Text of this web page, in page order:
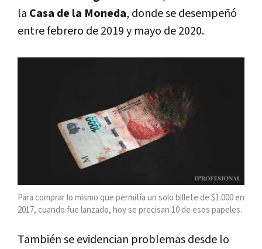
la Casa de la Moneda, donde se desempeñó
entre febrero de 2019 y mayo de 2020.
Para comprar lo mismo que permitía un solo billete de $1.000 en
2017, cuando fue lanzado, hoy se precisan 10 de esos papeles.
También se evidencian problemas desde lo